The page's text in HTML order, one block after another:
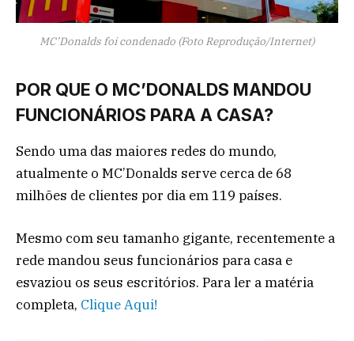
MC’Donalds foi condenado (Foto Reprodução/Internet)
POR QUE O MC’DONALDS MANDOU
FUNCIONÁRIOS PARA A CASA?
Sendo uma das maiores redes do mundo,
atualmente o MC’Donalds serve cerca de 68
milhões de clientes por dia em 119 países.
Mesmo com seu tamanho gigante, recentemente a
rede mandou seus funcionários para casa e
esvaziou os seus escritórios. Para ler a matéria
completa, Clique Aqui!